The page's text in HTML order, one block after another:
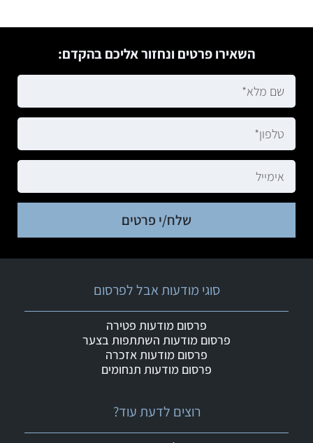
השאירו פרטים ונחזור אליכם בהקדם:
שלח/י פרטים
רוצים לדעת עוד?
סוגי מודעות אבל לפרסום
פרסום מודעות פטירה
פרסום מודעות השתתפות בצער
פרסום מודעות אזכרה
פרסום מודעות תנחומים